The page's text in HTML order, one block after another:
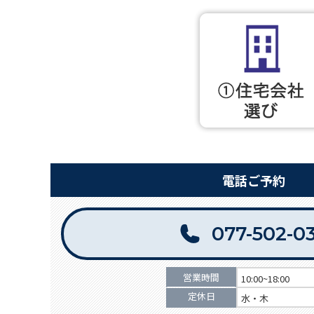
電話ご予約
077-502-
営業時間
10:00~18:00
定休日
水・木